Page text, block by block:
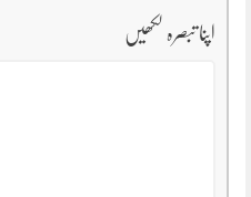
اپنا تبصرہ لکھیں